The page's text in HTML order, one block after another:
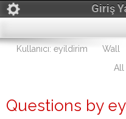
Giriş
Kullanıcı: eyildirim Wall
All
Questions by